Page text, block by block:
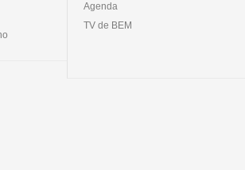
Agenda
TV de BEM